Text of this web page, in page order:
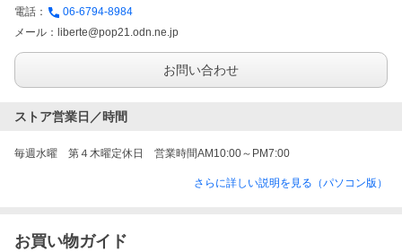
電話：
06-6794-8984
メール： liberte@pop21.odn.ne.jp
お問い合わせ
ストア営業日／時間
毎週水曜　第４木曜定休日　営業時間AM10:00～PM7:00
さらに詳しい説明を見る（パソコン版）
お買い物ガイド